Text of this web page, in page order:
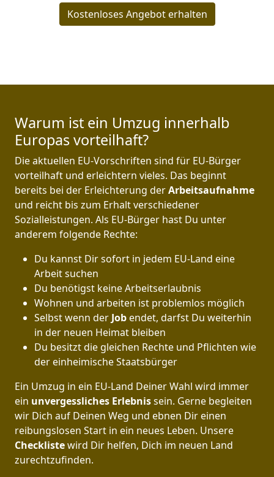
Kostenloses Angebot erhalten
Warum ist ein Umzug innerhalb
Europas vorteilhaft?
Die aktuellen EU-Vorschriften sind für EU-Bürger
vorteilhaft und erleichtern vieles. Das beginnt
bereits bei der Erleichterung derArbeitsaufnahme
und reicht bis zum Erhalt verschiedener
Sozialleistungen. Als EU-Bürger hast Du unter
anderem folgende Rechte:
Du kannst Dir sofort in jedem EU-Land eine
Arbeit suchen
Du benötigst keine Arbeitserlaubnis
Wohnen und arbeiten ist problemlos möglich
Selbst wenn der Jobendet, darfst Du weiterhin
in der neuen Heimat bleiben
Du besitzt die gleichen Rechte und Pflichten wie
der einheimische Staatsbürger
Ein Umzug in ein EU-Land Deiner Wahl wird immer
ein unvergessliches Erlebnissein. Gerne begleiten
wir Dich auf Deinen Weg und ebnen Dir einen
reibungslosen Start in ein neues Leben. Unsere
Checklistewird Dir helfen, Dich im neuen Land
zurechtzufinden.